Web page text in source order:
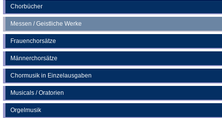
Chorbücher
Messen / Geistliche Werke
Frauenchorsätze
Männerchorsätze
Chormusik in Einzelausgaben
Musicals / Oratorien
Orgelmusik